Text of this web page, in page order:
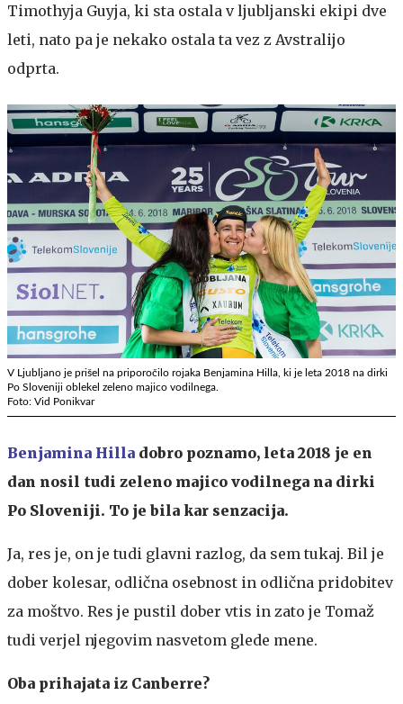
Timothyja Guyja, ki sta ostala v ljubljanski ekipi dve
leti, nato pa je nekako ostala ta vez z Avstralijo
odprta.
V Ljubljano je prišel na priporočilo rojaka Benjamina Hilla, ki je leta 2018 na dirki
Po Sloveniji oblekel zeleno majico vodilnega.
Foto: Vid Ponikvar
Benjamina Hilla dobro poznamo, leta 2018 je en
dan nosil tudi zeleno majico vodilnega na dirki
Po Sloveniji. To je bila kar senzacija.
Ja, res je, on je tudi glavni razlog, da sem tukaj. Bil je
dober kolesar, odlična osebnost in odlična pridobitev
za moštvo. Res je pustil dober vtis in zato je Tomaž
tudi verjel njegovim nasvetom glede mene.
Oba prihajata iz Canberre?